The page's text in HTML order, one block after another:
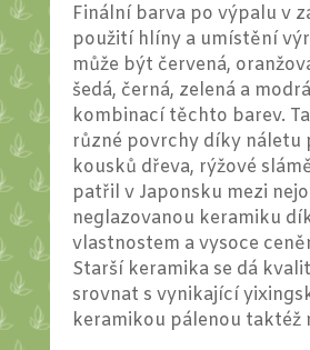
Finální barva po výpalu v
použití hlíny a umístění
může být červená,
šedá, černá, zelená a
kombinací těchto barev.
různé povrchy díky náletu
kousků dřeva, rýžové
patřil v Japonsku mezi
neglazovanou keramiku
vlastnostem a vysoce
Starší keramika se dá
srovnat s vynikající
keramikou pálenou taktéž